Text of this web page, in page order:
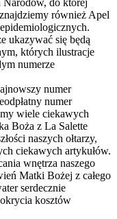
również Apel
ukazywać się będą
których ilustracje
numerze
numer
numer
wiele ciekawych
Boża z La Salette
naszych ołtarzy,
ciekawych artykułów.
wnętrza naszego
Matki Bożej z całego
serdecznie
kosztów